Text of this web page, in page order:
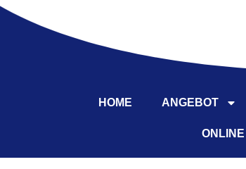
springen
HOME ANGEBOT